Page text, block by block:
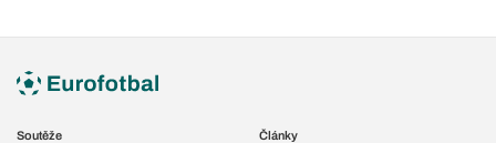
Soutěže
Články